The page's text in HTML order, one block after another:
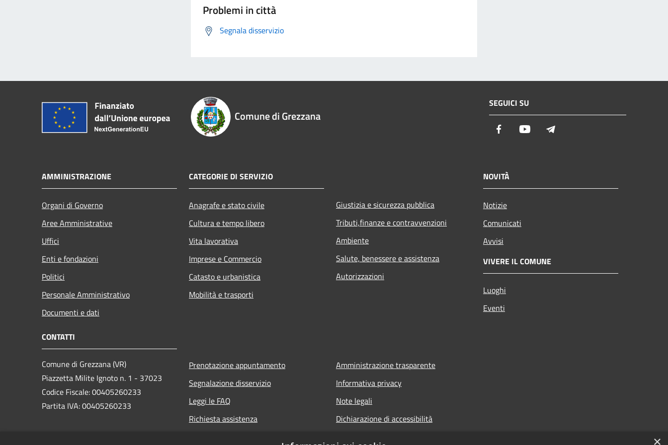
Problemi in città
Segnala disservizio
Comune di Grezzana
SEGUICI SU
Facebook Youtube
AMMINISTRAZIONE
Organi di Governo
Aree Amministrative
Uffici
Enti e fondazioni
Politici
Personale Amministrativo
Documenti e dati
CATEGORIE DI SERVIZIO
Anagrafe e stato civile
Cultura e tempo libero
Vita lavorativa
Imprese e Commercio
Catasto e urbanistica
Mobilità e trasporti
Giustizia e sicurezza pubblica
Tributi,finanze e contravvenzioni
Ambiente
Salute, benessere e assistenza
Autorizzazioni
NOVITÀ
Notizie
Comunicati
Avvisi
VIVERE IL COMUNE
Luoghi
Eventi
CONTATTI
Comune di Grezzana (VR)
Piazzetta Milite Ignoto n. 1 - 37023
Codice Fiscale: 00405260233
Partita IVA: 00405260233
Prenotazione appuntamento
Segnalazione disservizio
Leggi le FAQ
Richiesta assistenza
Amministrazione trasparente
Informativa privacy
Note legali
Dichiarazione di accessibilità
×